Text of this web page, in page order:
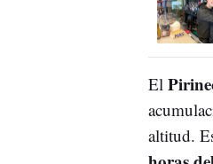
El
altitud.